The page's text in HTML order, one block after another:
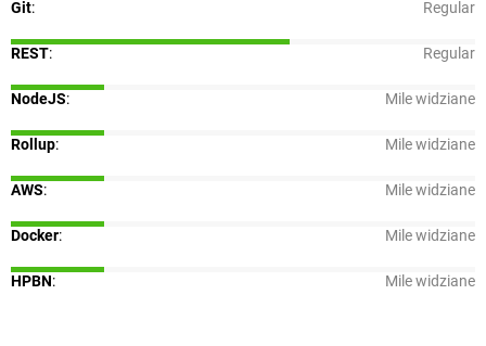
Git: Regular
REST: Regular
NodeJS: Mile widziane
Rollup: Mile widziane
AWS: Mile widziane
Docker: Mile widziane
HPBN: Mile widziane